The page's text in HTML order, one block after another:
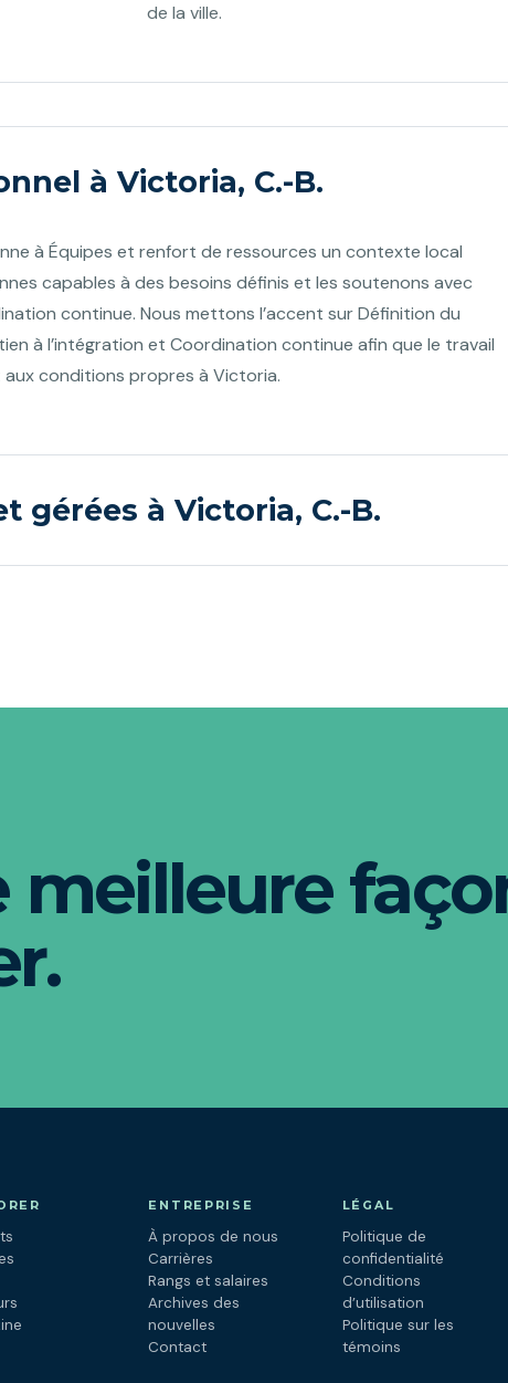
de la ville.
à Victoria, C.-B.
à Équipes et renfort de ressources un contexte local
capables à des besoins définis et les soutenons avec
continue. Nous mettons l’accent sur Définition du
à l’intégration et Coordination continue afin que le travail
conditions propres à Victoria.
gérées à Victoria, C.-B.
meilleure
ENTREPRISE
À propos de nous
Carrières
Rangs et salaires
Archives des
nouvelles
Contact
LÉGAL
Politique de
confidentialité
Conditions
d’utilisation
Politique sur les
témoins